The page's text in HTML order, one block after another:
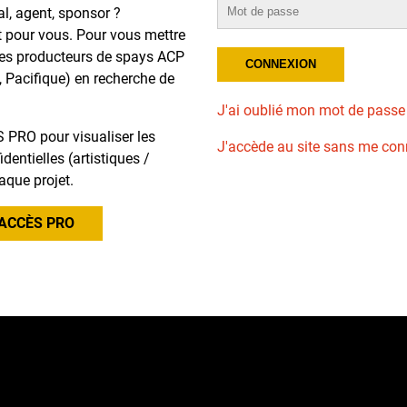
agent, sponsor ?
vous. Pour vous mettre
producteurs de spays ACP
Pacifique) en recherche de
PRO pour visualiser les
(artistiques /
projet.
PRO
J'ai oublié mon mot de passe
J'accède au site sans me